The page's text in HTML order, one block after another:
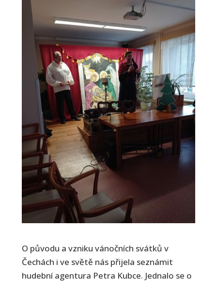
O původu a vzniku vánočních svátků v
Čechách i ve světě nás přijela seznámit
hudební agentura Petra Kubce. Jednalo se o